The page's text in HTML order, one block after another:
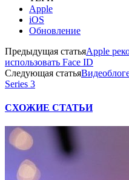
Apple
iOS
Обновление
Предыдущая статьяApple
использовать Face ID
Следующая статья
Series 3
СХОЖИЕ СТАТЬИ